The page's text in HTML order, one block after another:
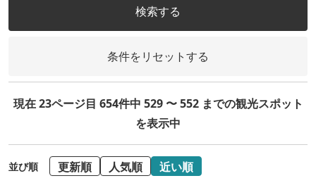
検索する
条件をリセットする
現在 23ページ目 654件中 529 〜 552 までの観光スポット
を表示中
並び順 更新順 人気順 近い順